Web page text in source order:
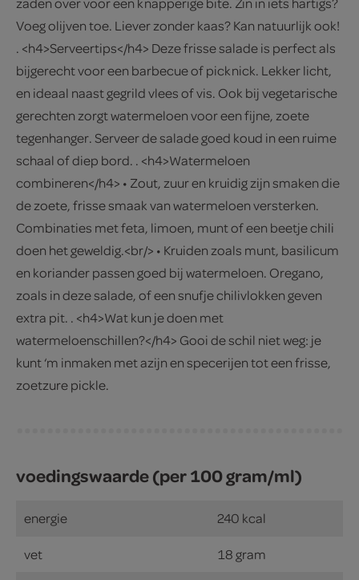
Voeg olijven toe. Liever zonder kaas? Kan natuurlijk ook!
. <h4>Serveertips</h4> Deze frisse salade is perfect als
bijgerecht voor een barbecue of picknick. Lekker licht,
en ideaal naast gegrild vlees of vis. Ook bij vegetarische
gerechten zorgt watermeloen voor een fijne, zoete
tegenhanger. Serveer de salade goed koud in een ruime
schaal of diep bord. . <h4>Watermeloen
combineren</h4> • Zout, zuur en kruidig zijn smaken die
de zoete, frisse smaak van watermeloen versterken.
Combinaties met feta, limoen, munt of een beetje chili
doen het geweldig.<br/> • Kruiden zoals munt, basilicum
en koriander passen goed bij watermeloen. Oregano,
zoals in deze salade, of een snufje chilivlokken geven
extra pit. . <h4>Wat kun je doen met
watermeloenschillen?</h4> Gooi de schil niet weg: je
kunt ‘m inmaken met azijn en specerijen tot een frisse,
zoetzure pickle.
voedingswaarde (per 100 gram/ml)
energie 240 kcal
vet 18 gram